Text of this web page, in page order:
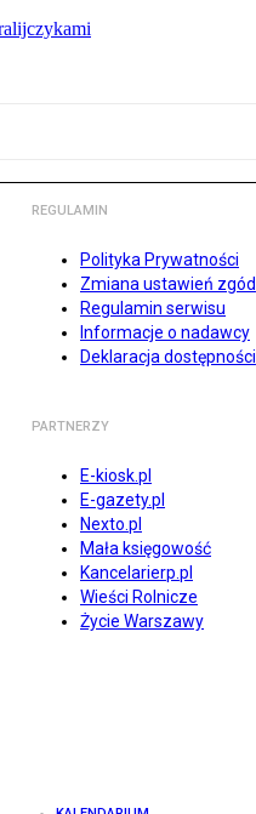
REGULAMIN
Polityka Prywatności
Zmiana ustawień zgód
Regulamin serwisu
Informacje o nadawcy
Deklaracja dostępności
PARTNERZY
E-kiosk.pl
E-gazety.pl
Nexto.pl
Mała księgowość
Kancelarierp.pl
Wieści Rolnicze
Życie Warszawy